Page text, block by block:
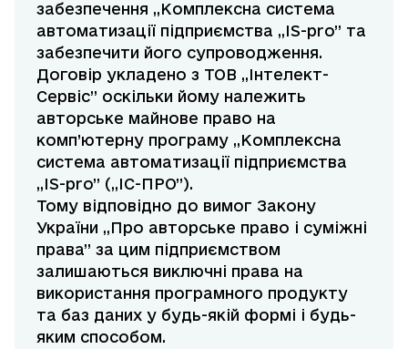
забезпечення „Комплексна система
автоматизації підприємства „IS-pro” та
забезпечити його супроводження.
Договір укладено з ТОВ „Інтелект-
Сервіс” оскільки йому належить
авторське майнове право на
комп’ютерну програму „Комплексна
система автоматизації підприємства
„IS-pro” („ІС-ПРО”).
Тому відповідно до вимог Закону
України „Про авторське право і суміжні
права” за цим підприємством
залишаються виключні права на
використання програмного продукту
та баз даних у будь-якій формі і будь-
яким способом.